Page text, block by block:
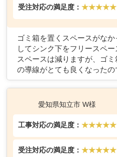
受注対応の満足度：★★★★★
ゴミ箱を置くスペースがな
してシンク下をフリースペ
スペースは減りますが、ゴ
の導線がとても良くなったの
愛知県知立市 W様
工事対応の満足度：★★★★★
受注対応の満足度：★★★★★